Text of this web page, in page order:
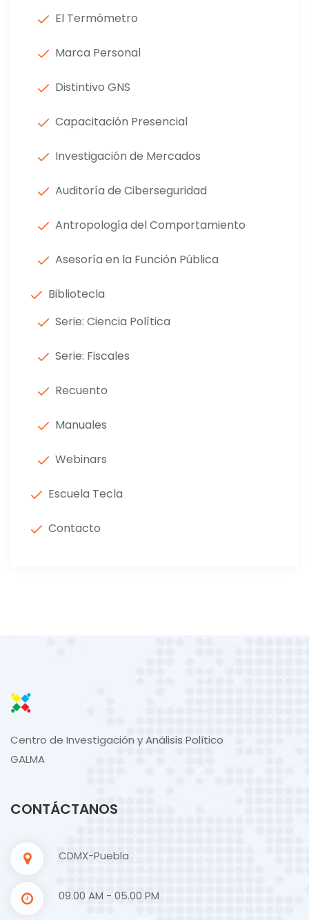
El Termómetro
Marca Personal
Distintivo GNS
Capacitación Presencial
Investigación de Mercados
Auditoría de Ciberseguridad
Antropología del Comportamiento
Asesoría en la Función Pública
Bibliotecla
Serie: Ciencia Política
Serie: Fiscales
Recuento
Manuales
Webinars
Escuela Tecla
Contacto
Centro de Investigación y Análisis Político
GALMA
CONTÁCTANOS
CDMX-Puebla
09.00 AM - 05.00 PM